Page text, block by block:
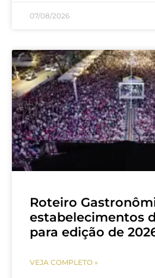
07/08/2026
Roteiro
estabelecimentos
para edição de
VEJA COMPLETO »